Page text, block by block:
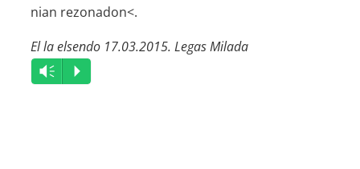
nian rezonadon<.
El la elsendo 17.03.2015. Legas Milada
Audio
Player
Vm P